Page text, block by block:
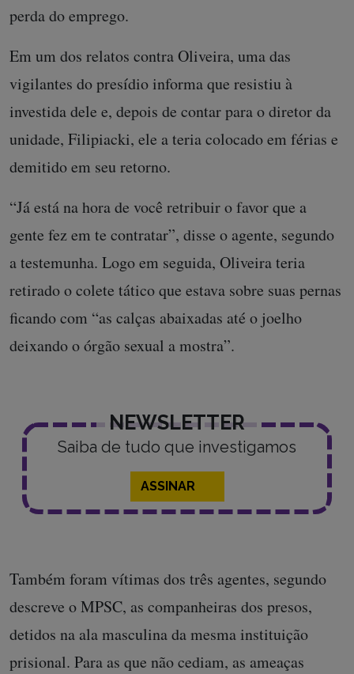
perda do emprego.
Em um dos relatos contra Oliveira, uma das
vigilantes do presídio informa que resistiu à
investida dele e, depois de contar para o diretor da
unidade, Filipiacki, ele a teria colocado em férias e
demitido em seu retorno.
“Já está na hora de você retribuir o favor que a
gente fez em te contratar”, disse o agente, segundo
a testemunha. Logo em seguida, Oliveira teria
retirado o colete tático que estava sobre suas pernas
ficando com “as calças abaixadas até o joelho
deixando o órgão sexual a mostra”.
NEWSLETTER
Saiba de tudo que investigamos
ASSINAR
Também foram vítimas dos três agentes, segundo
descreve o MPSC, as companheiras dos presos,
detidos na ala masculina da mesma instituição
prisional. Para as que não cediam, as ameaças